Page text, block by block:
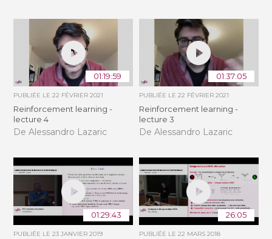
01:19:59
PUBLIÉE LE22 FÉVRIER 2021
Reinforcement learning -
lecture 4
De Alessandro Lazaric
01:37:05
PUBLIÉE LE 22 FÉVRIER 2021
Reinforcement learning -
lecture 3
De Alessandro Lazaric
01:29:43
PUBLIÉE LE23 JANVIER 2019
26:05
PUBLIÉE LE 22 MARS 2018